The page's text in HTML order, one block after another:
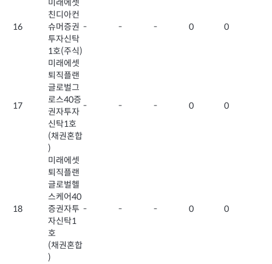
16
미래에셋
친디아컨
슈머증권
투자신탁
1호(주식)
- - - 0 0
17
미래에셋
퇴직플랜
글로벌그
로스40증
권자투자
신탁1호
(채권혼합
)
- - - 0 0
18
미래에셋
퇴직플랜
글로벌헬
스케어40
증권자투
자신탁1
호
(채권혼합
)
- - - 0 0